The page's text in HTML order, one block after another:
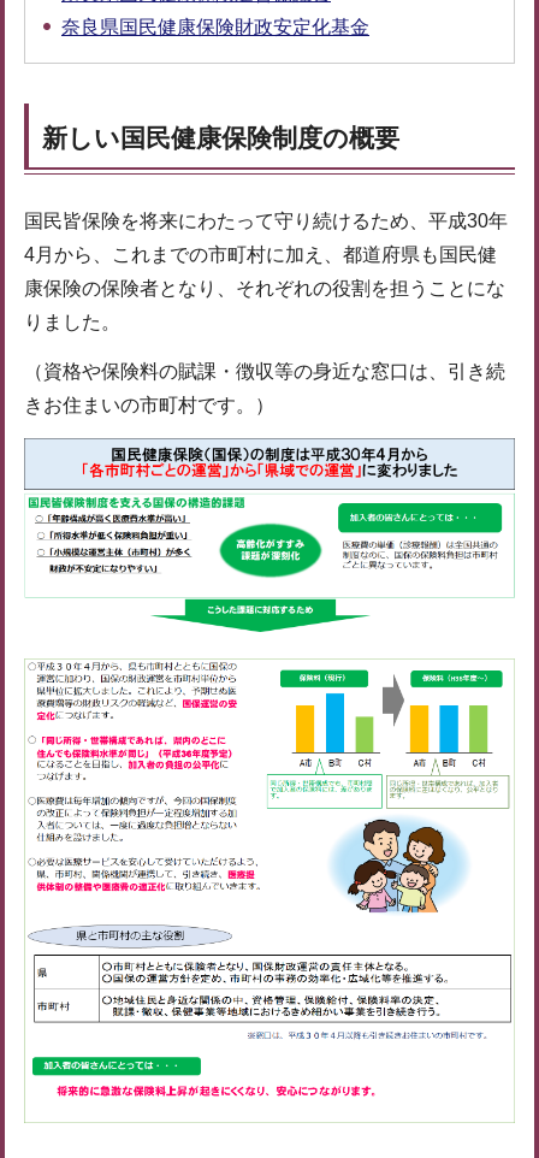
奈良県国民健康保険財政安定化基金
新しい国民健康保険制度の概要
国民皆保険を将来にわたって守り続けるため、平成30年
4月から、これまでの市町村に加え、都道府県も国民健
康保険の保険者となり、それぞれの役割を担うことにな
りました。
（資格や保険料の賦課・徴収等の身近な窓口は、引き続
きお住まいの市町村です。）